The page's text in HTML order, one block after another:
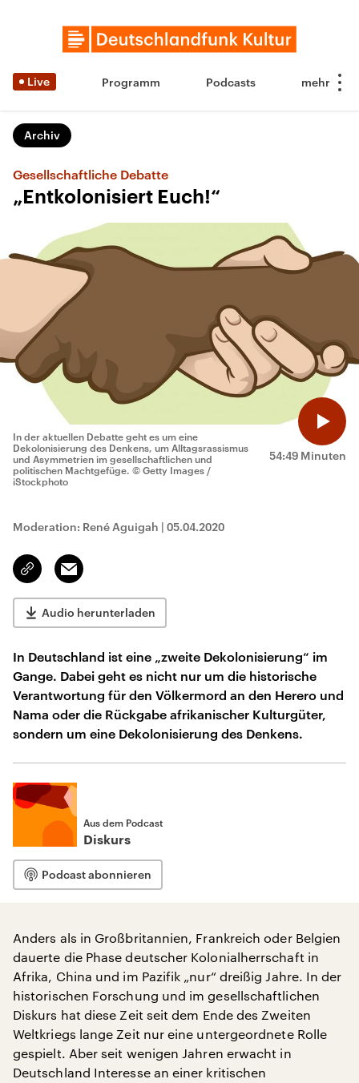
Live Programm Podcasts
Archiv
Gesellschaftliche Debatte
„Entkolonisiert Euch!“
54:49 Minuten
In der aktuellen Debatte geht es um eine
Dekolonisierung des Denkens, um Alltagsrassismus
und Asymmetrien im gesellschaftlichen und
politischen Machtgefüge. © Getty Images /
iStockphoto
Moderation: René Aguigah | 05.04.2020
Link
kopieren/teilen
Email
Audio herunterladen
In Deutschland ist eine „zweite Dekolonisierung“ im
Gange. Dabei geht es nicht nur um die historische
Verantwortung für den Völkermord an den Herero und
Nama oder die Rückgabe afrikanischer Kulturgüter,
sondern um eine Dekolonisierung des Denkens.
Aus dem Podcast
Diskurs
Podcast abonnieren
Anders als in Großbritannien, Frankreich oder Belgien
dauerte die Phase deutscher Kolonialherrschaft in
Afrika, China und im Pazifik „nur“ dreißig Jahre. In der
historischen Forschung und im gesellschaftlichen
Diskurs hat diese Zeit seit dem Ende des Zweiten
Weltkriegs lange Zeit nur eine untergeordnete Rolle
gespielt. Aber seit wenigen Jahren erwacht in
Deutschland Interesse an einer kritischen